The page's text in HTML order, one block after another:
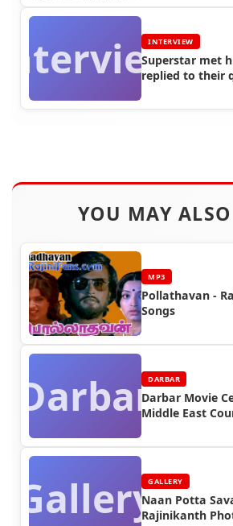
INTERVIEW
Superstar met
replied to their
YOU MAY
MP3
Pollathavan -
Songs
DarbarDARBAR
Darbar Movie
Middle East
GalleryGALLERY
Naan Potta
Rajinikanth